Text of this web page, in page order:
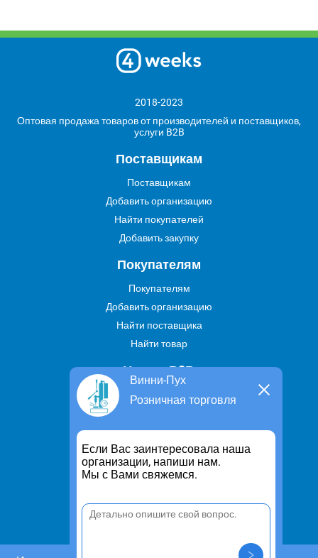
Винни-Пух
Розничная торговля
Если Вас заинтересовала наша
организации, напиши нам.
Мы с Вами свяжемся.
2018-2023
Оптовая продажа товаров от производителей и поставщиков,
услуги B2B
Поставщикам
Поставщикам
Добавить организацию
Найти покупателей
Добавить закупку
Покупателям
Покупателям
Добавить организацию
Найти поставщика
Найти товар
Услуги В2В
Найти услугу
Предложить свою услугу
Дропшиппинг
Транспортные услуги
Информация
Политика конфиденциальности